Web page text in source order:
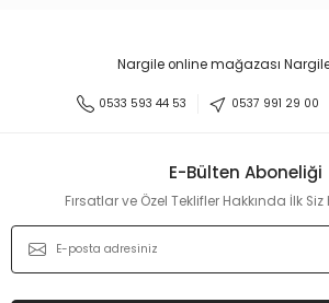
Ürün resmi kalitesiz, bozuk veya
Ürün bilgilerinde hatalar bulunuyor.
Ürün fiyatı diğer sitelerden daha pahalı.
Bu ürüne benzer farklı alternatifler olmalı.
Nargile online mağazası Nargile
0533 593 44 53 0537 991 29 00
E-Bülten Aboneliği
Fırsatlar ve Özel Teklifler Hakkında İlk